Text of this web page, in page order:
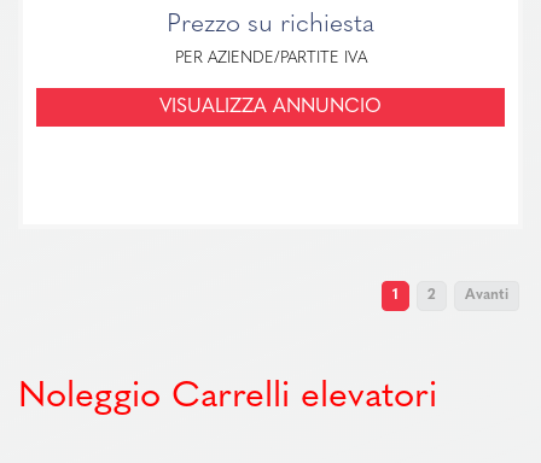
Prezzo su richiesta
PER AZIENDE/PARTITE IVA
VISUALIZZA ANNUNCIO
1 2 Avanti
Noleggio Carrelli elevatori